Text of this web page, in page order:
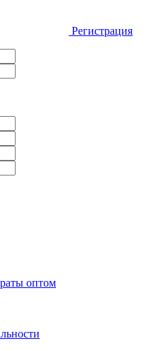
Регистрация
оптом